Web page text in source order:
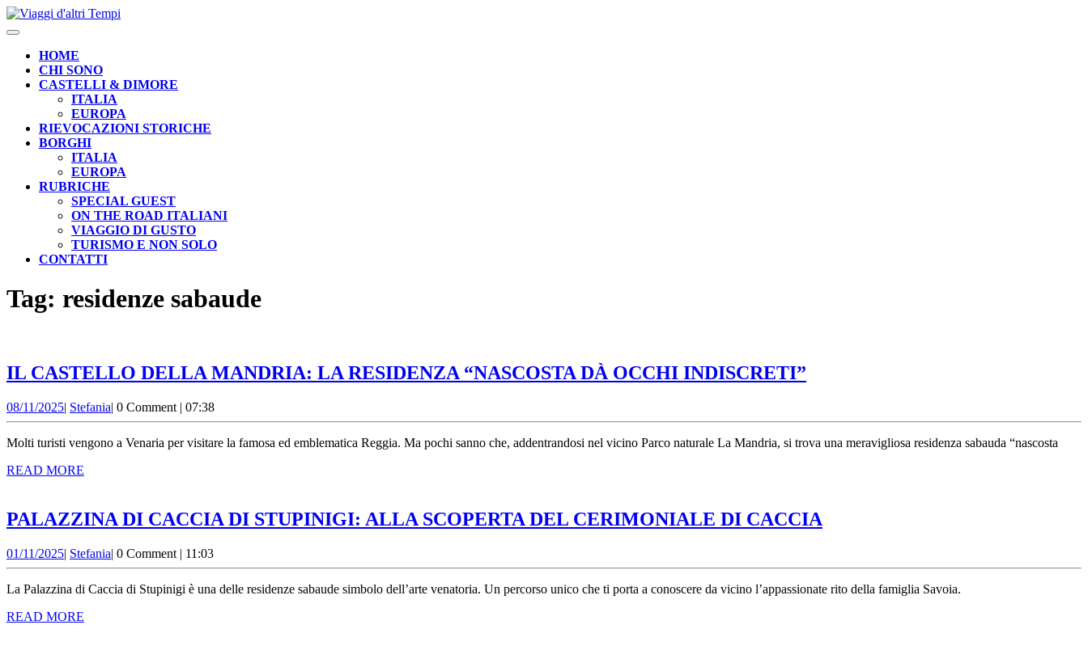
Skip
to
Open
ButtonHOME
CHI SONO
CASTELLI & DIMORE
ITALIA
EUROPA
RIEVOCAZIONI STORICHE
BORGHI
ITALIA
EUROPA
RUBRICHE
SPECIAL GUEST
ON THE ROAD ITALIANI
VIAGGIO DI GUSTO
TURISMO E NON SOLO
CONTATTI
BUTTON
Tag: residenze sabaude
IL CASTELLO DELLA MANDRIA: LA RESIDENZA “NASCOSTA DÀ OCCHI INDISCRETI”
MANDRIA:
DÀ
INDISCRETI”
08/11/202508/11/2025
| StefaniaStefania
| 0 Comment | 07:38
Molti turisti vengono a Venaria per visitare la famosa ed emblematica Reggia. Ma pochi sanno che, addentrandosi nel vicino Parco naturale La Mandria, si trova una meravigliosa residenza sabauda “nascosta
READ MORE
PALAZZINA DI CACCIA DI STUPINIGI: ALLA SCOPERTA DEL CERIMONIALE DI CACCIA
DI
01/11/202501/11/2025
| StefaniaStefania
| 0 Comment | 11:03
La Palazzina di Caccia di Stupinigi è una delle residenze sabaude simbolo dell’arte venatoria. Un percorso unico che ti porta a conoscere da vicino l’appassionate rito della famiglia Savoia.
READ MORE